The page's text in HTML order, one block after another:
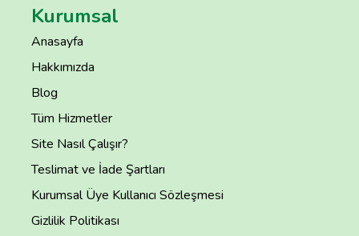
Kurumsal
Anasayfa
Hakkımızda
Blog
Tüm Hizmetler
Site Nasıl Çalışır?
Teslimat ve İade Şartları
Kurumsal Üye Kullanıcı Sözleşmesi
Gizlilik Politikası